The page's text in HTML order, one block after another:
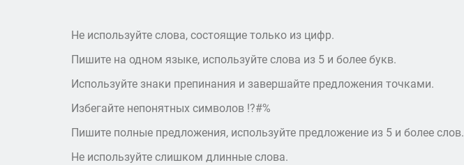
Не используйте слова, состоящие только из цифр.
Пишите на одном языке, используйте слова из 5 и более букв.
Используйте знаки препинания и завершайте предложения точками.
Избегайте непонятных символов !?#%
Пишите полные предложения, используйте предложение из 5 и более слов.
Не используйте слишком длинные слова.